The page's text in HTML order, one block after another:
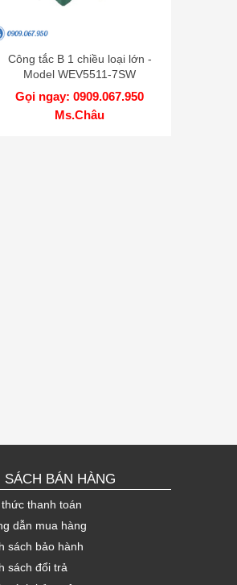
Công tắc B 1 chiều loại lớn -
Model WEV5511-7SW
Gọi ngay: 0909.067.950
Ms.Châu
SÁCH BÁN HÀNG
thanh toán
dẫn mua hàng
sách bảo hành
sách đổi trả